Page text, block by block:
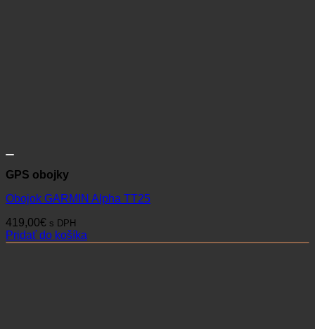
GPS obojky
Obojok GARMIN Alpha TT25
419,00€ s DPH
Pridať do košíka